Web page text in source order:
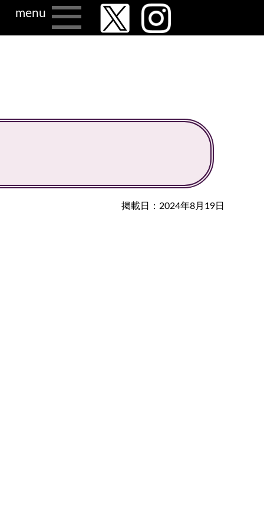
menu
掲載日：2024年8月19日